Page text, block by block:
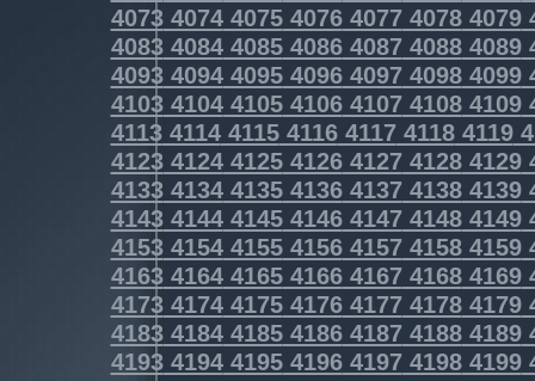
4073407440754076407740784079
4083408440854086408740884089
4093409440954096409740984099
4103410441054106410741084109
4113411441154116411741184119
4123412441254126412741284129
4133413441354136413741384139
4143414441454146414741484149
4153415441554156415741584159
4163416441654166416741684169
4173417441754176417741784179
4183418441854186418741884189
4193419441954196419741984199